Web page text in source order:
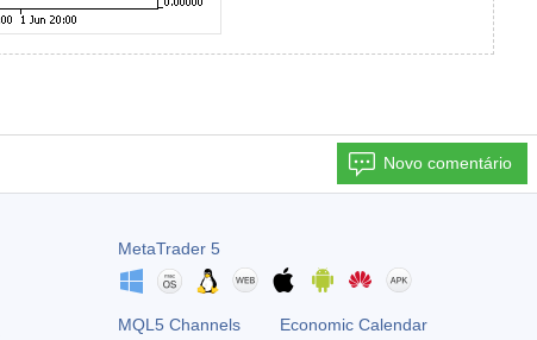
Novo comentário
MetaTrader 5
MQL5 Channels Economic Calendar